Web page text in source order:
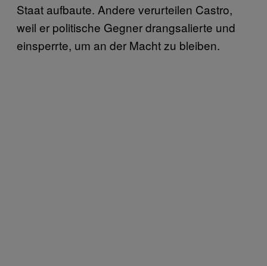
Staat aufbaute. Andere verurteilen Castro,
weil er politische Gegner drangsalierte und
einsperrte, um an der Macht zu bleiben.